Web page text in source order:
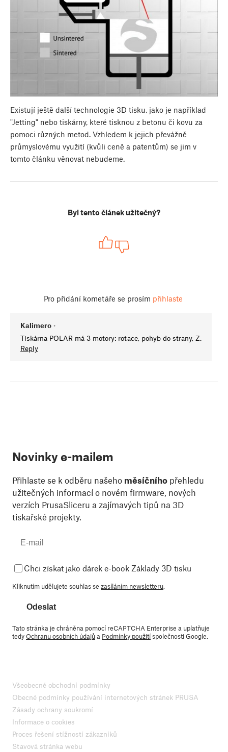
Existují ještě další technologie 3D tisku, jako je například
"Jetting" nebo tiskárny, které tisknou z betonu či kovu za
pomoci různých metod. Vzhledem k jejich převážně
průmyslovému využití (kvůli ceně a patentům) se jim v
tomto článku věnovat nebudeme.
Byl tento článek užitečný?
Pro přidání kometáře se prosím přihlaste
Kalimero •
Tiskárna POLAR má 3 motory: rotace, pohyb do strany, Z.
Reply
Novinky e-mailem
Přihlaste se k odběru našeho měsíčního přehledu
užitečných informací o novém firmware, nových
verzích PrusaSliceru a zajímavých tipů na 3D
tiskařské projekty.
Chci získat jako dárek e-book Základy 3D tisku
Kliknutím udělujete souhlas se zasíláním newsletteru
Odeslat
Tato stránka je chráněna pomocí reCAPTCHA Enterprise a uplatňuje
tedyOchranu osobních údajůa Podmínky použitíspolečnosti Google.
Všeobecné obchodní podmínky
Obecné podmínky používání internetových stránek PRUSA
Zásady ochrany soukromí
Informace o cookies
Proces řešení stížností zákazníků
Stavová stránka webu